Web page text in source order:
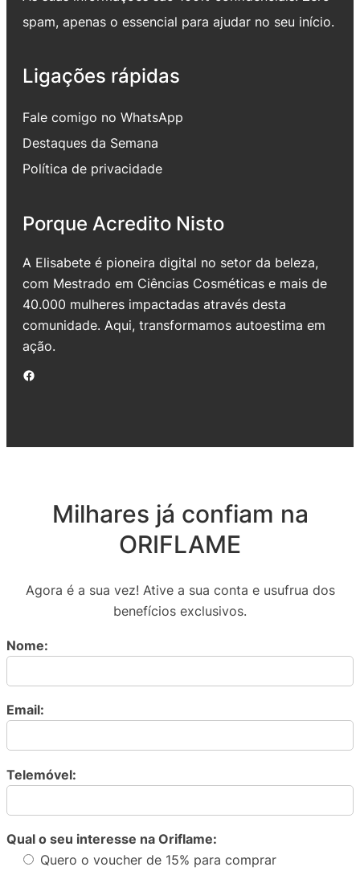
spam, apenas o essencial para ajudar no seu início.
Ligações rápidas
Fale comigo no WhatsApp
Destaques da Semana
Política de privacidade
Porque Acredito Nisto
A Elisabete é pioneira digital no setor da beleza,
com Mestrado em Ciências Cosméticas e mais de
40.000 mulheres impactadas através desta
comunidade. Aqui, transformamos autoestima em
ação.
Facebook
Milhares já confiam na
ORIFLAME
Agora é a sua vez! Ative a sua conta e usufrua dos
benefícios exclusivos.
Nome:
Email:
Telemóvel:
Qual o seu interesse na Oriflame:
Quero o voucher de 15% para comprar